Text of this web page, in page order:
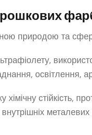
природою та
освітлення,
стійкість,